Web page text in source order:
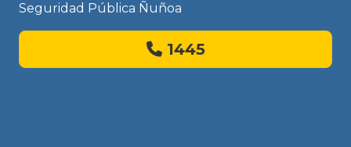
Seguridad Pública Ñuñoa
1445